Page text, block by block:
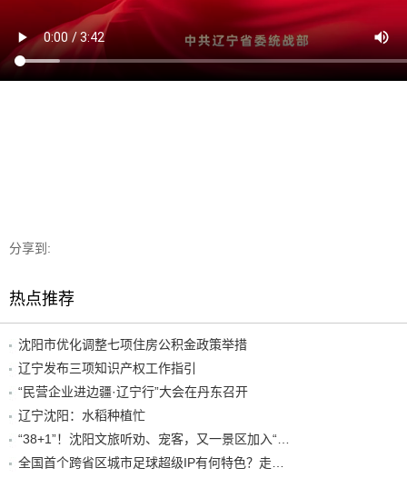
分享到:
热点推荐
沈阳市优化调整七项住房公积金政策举措
辽宁发布三项知识产权工作指引
“民营企业进边疆·辽宁行”大会在丹东召开
辽宁沈阳：水稻种植忙